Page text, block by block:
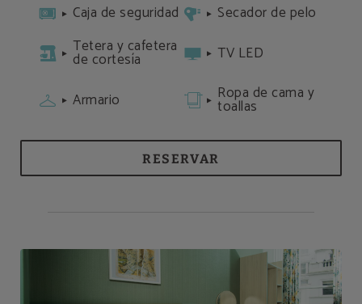
Caja de seguridad
Secador de pelo
Tetera y cafetera
de cortesía TV LED
Armario Ropa de cama y
toallas
RESERVAR